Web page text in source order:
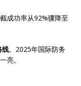
成功率从92%骤降至
线。2025年国际防务
亮。